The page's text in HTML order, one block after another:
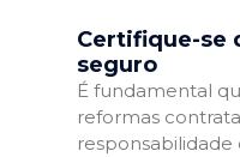
Certifique-se
seguro
É fundamental
reformas
responsabilidade